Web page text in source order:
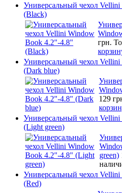
Универсальный чехол
(Black)
грн.
Универсальный чехол
(Dark blue)
129
Универсальный чехол
(Light green)
green)
Универсальный чехол
(Red)